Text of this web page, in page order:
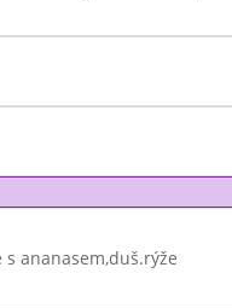
ananasem,duš.rýže